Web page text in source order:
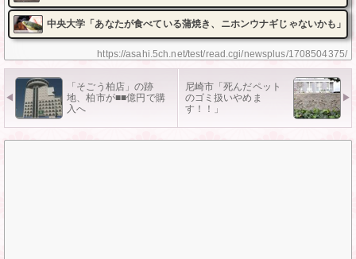
https://asahi.5ch.net/test/read.cgi/newsplus/1708504375/
中央大学「あなたが食べている蒲焼き、ニホンウナギじゃないかも」
「そごう柏店」の跡
地、柏市が■■億円で購
入へ
尼崎市「死んだペット
のゴミ扱いやめま
す！！」